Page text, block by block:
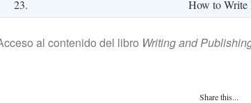
23.
How to Write
al contenido del libro Writing and
Share this...